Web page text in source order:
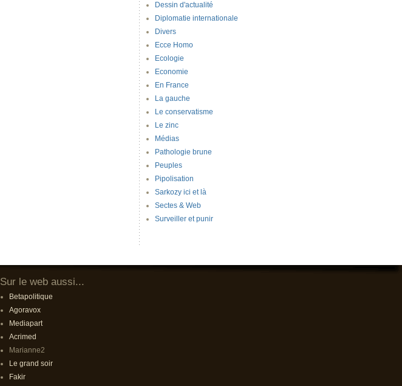
Dessin d'actualité
Diplomatie internationale
Divers
Ecce Homo
Ecologie
Economie
En France
La gauche
Le conservatisme
Le zinc
Médias
Pathologie brune
Peuples
Pipolisation
Sarkozy ici et là
Sectes & Web
Surveiller et punir
Sur le web aussi...
Betapolitique
Agoravox
Mediapart
Acrimed
Marianne2
Le grand soir
Fakir